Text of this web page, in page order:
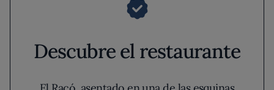
Descubre el restaurante